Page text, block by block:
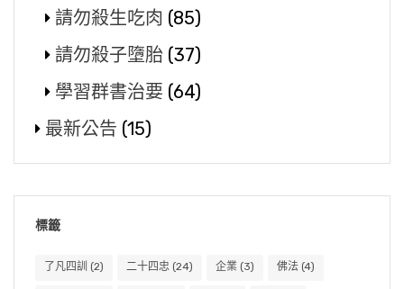
請勿殺生吃肉 (85)
請勿殺子墮胎 (37)
學習群書治要 (64)
最新公告 (15)
標籤
了凡四訓 (2) 二十四忠 (24) 企業 (3) 佛法 (4)